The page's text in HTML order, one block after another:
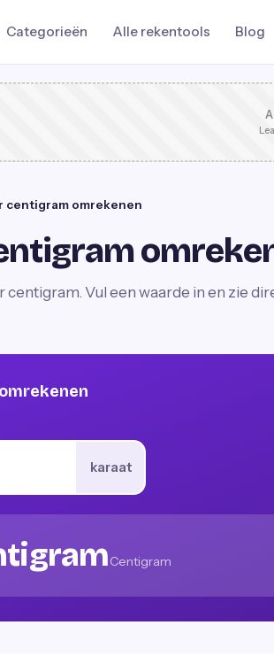
Categorieën Alle rekentools Blog
centigram omrekenen
centigram. Vul een waarde in en zie
karaat
Centigram